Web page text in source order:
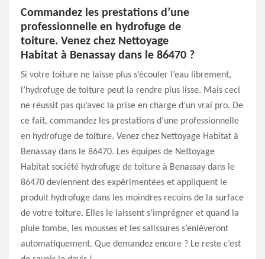
Commandez les prestations d’une
professionnelle en hydrofuge de
toiture. Venez chez Nettoyage
Habitat à Benassay dans le 86470 ?
Si votre toiture ne laisse plus s’écouler l’eau librement,
l’hydrofuge de toiture peut la rendre plus lisse. Mais ceci
ne réussit pas qu’avec la prise en charge d’un vrai pro. De
ce fait, commandez les prestations d’une professionnelle
en hydrofuge de toiture. Venez chez Nettoyage Habitat à
Benassay dans le 86470. Les équipes de Nettoyage
Habitat société hydrofuge de toiture à Benassay dans le
86470 deviennent des expérimentées et appliquent le
produit hydrofuge dans les moindres recoins de la surface
de votre toiture. Elles le laissent s’imprégner et quand la
pluie tombe, les mousses et les salissures s’enlèveront
automatiquement. Que demandez encore ? Le reste c’est